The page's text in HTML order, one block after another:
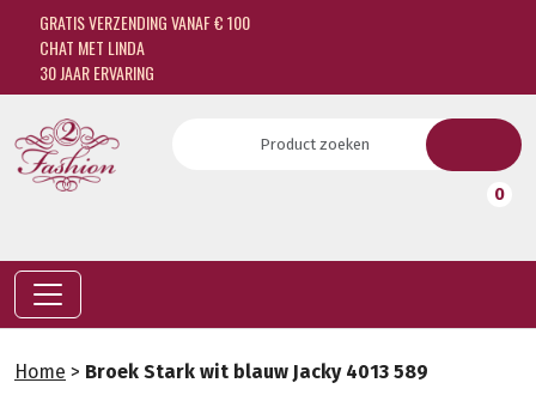
GRATIS VERZENDING VANAF € 100
CHAT MET LINDA
30 JAAR ERVARING
0
Home > Broek Stark wit blauw Jacky 4013 589